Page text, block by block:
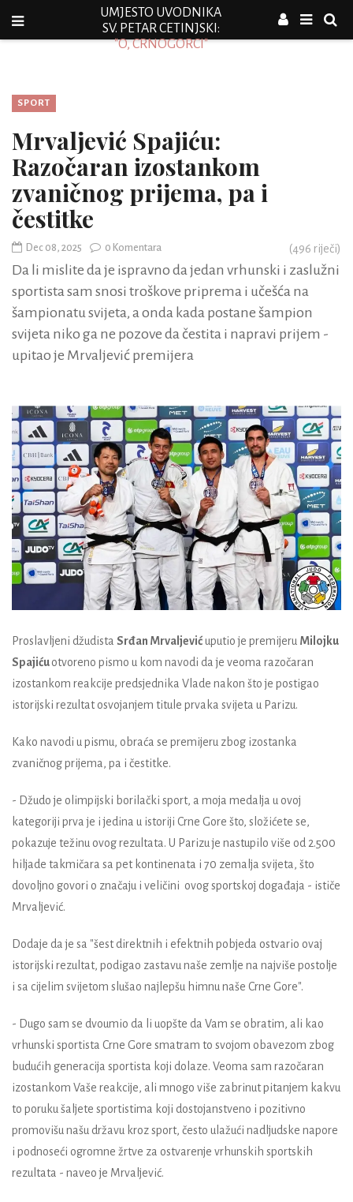
UMJESTO UVODNIKA
SV. PETAR CETINJSKI:
"O, CRNOGORCI"
SPORT
Mrvaljević Spajiću:
Razočaran izostankom
zvaničnog prijema, pa i
čestitke
Dec 08, 2025 0 Komentara (496 riječi)
Da li mislite da je ispravno da jedan vrhunski i zaslužni
sportista sam snosi troškove priprema i učešća na
šampionatu svijeta, a onda kada postane šampion
svijeta niko ga ne pozove da čestita i napravi prijem -
upitao je Mrvaljević premijera
Proslavljeni džudista Srđan Mrvaljevićuputio je premijeru Milojku
Spajićuotvoreno pismo u kom navodi da je veoma razočaran
izostankom reakcije predsjednika Vlade nakon što je postigao
istorijski rezultat osvojanjem titule prvaka svijeta u Parizu.
Kako navodi u pismu, obraća se premijeru zbog izostanka
zvaničnog prijema, pa i čestitke.
- Džudo je olimpijski borilački sport, a moja medalja u ovoj
kategoriji prva je i jedina u istoriji Crne Gore što, složićete se,
pokazuje težinu ovog rezultata. U Parizu je nastupilo više od 2.500
hiljade takmičara sa pet kontinenata i 70 zemalja svijeta, što
dovoljno govori o značaju i veličini ovog sportskoj događaja - ističe
Mrvaljević.
Dodaje da je sa "šest direktnih i efektnih pobjeda ostvario ovaj
istorijski rezultat, podigao zastavu naše zemlje na najviše postolje
i sa cijelim svijetom slušao najlepšu himnu naše Crne Gore".
- Dugo sam se dvoumio da li uopšte da Vam se obratim, ali kao
vrhunski sportista Crne Gore smatram to svojom obavezom zbog
budućih generacija sportista koji dolaze. Veoma sam razočaran
izostankom Vaše reakcije, ali mnogo više zabrinut pitanjem kakvu
to poruku šaljete sportistima koji dostojanstveno i pozitivno
promovišu našu državu kroz sport, često ulažući nadljudske napore
i podnoseći ogromne žrtve za ostvarenje vrhunskih sportskih
rezultata - naveo je Mrvaljević.